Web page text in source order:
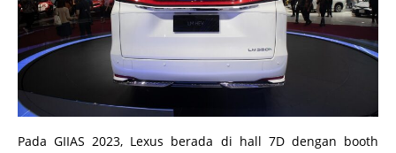
Pada GIIAS 2023, Lexus berada di hall 7D dengan booth